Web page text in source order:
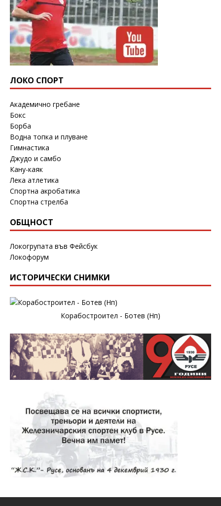
ЛОКО СПОРТ
Академично гребане
Бокс
Борба
Водна топка и плуване
Гимнастика
Джудо и самбо
Кану-каяк
Лека атлетика
Спортна акробатика
Спортна стрелба
ОБЩНОСТ
Локогрупата във Фейсбук
Локофорум
ИСТОРИЧЕСКИ СНИМКИ
Корабостроител - Ботев (Нп)